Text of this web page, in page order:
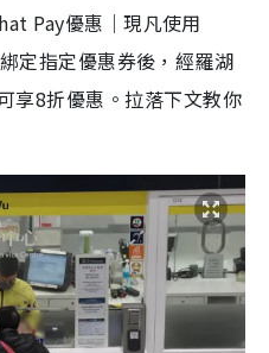
Pay優惠｜現凡使用
定指定優惠券後，經羅湖
享8折優惠。拉落下文教你